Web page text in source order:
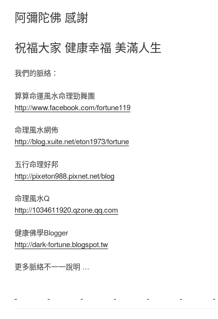
阿彌陀佛 感謝
祝福大家 健康幸福 美滿人生
我們的脈絡：
算算命運風水命理勁舞團
http://www.facebook.com/fortune119
命理風水網佈
http://blog.xuite.net/eton1973/fortune
五行命理好邦
http://pixeton988.pixnet.net/blog
命理風水Q
http://1034611920.qzone.qq.com
健康佛學Blogger
http://dark-fortune.blogspot.tw
更多脈絡不一一說明 …